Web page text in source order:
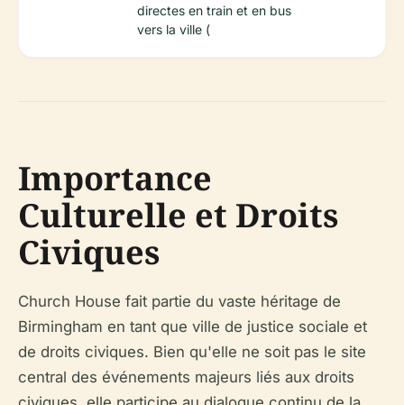
directes en train et en bus
vers la ville (
Importance
Culturelle et Droits
Civiques
Church House fait partie du vaste héritage de
Birmingham en tant que ville de justice sociale et
de droits civiques. Bien qu'elle ne soit pas le site
central des événements majeurs liés aux droits